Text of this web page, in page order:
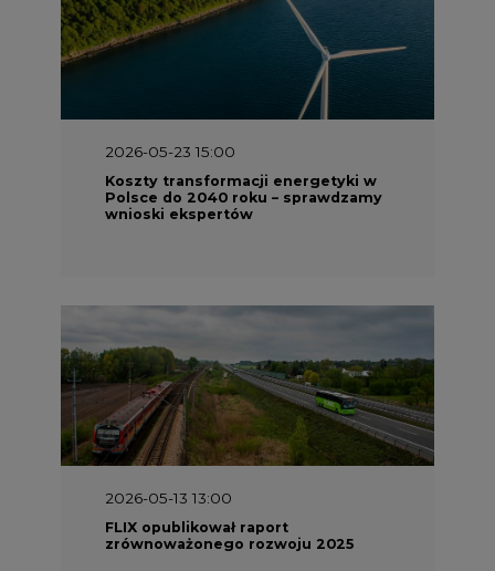
2026-05-23 15:00
Koszty transformacji energetyki w
Polsce do 2040 roku – sprawdzamy
wnioski ekspertów
2026-05-13 13:00
FLIX opublikował raport
zrównoważonego rozwoju 2025